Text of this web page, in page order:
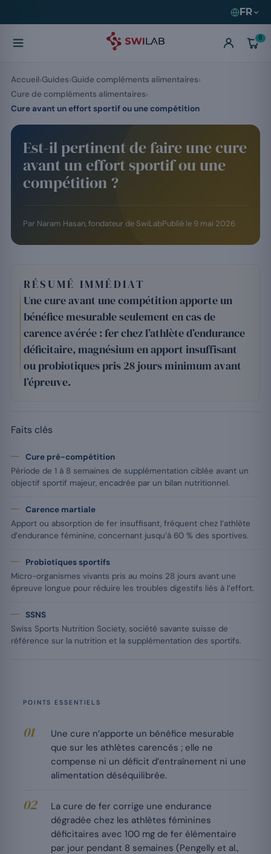
FR
0
Est-il pertinent de faire une cure
avant un effort sportif ou une
compétition ?
Par Naram Hasan, fondateur de SwiLabPublié le 9 mai 2026
RÉSUMÉ IMMÉDIAT
Une cure avant une compétition apporte un
bénéfice mesurable seulement en cas de
carence avérée : fer chez l’athlète d’endurance
déficitaire, magnésium en apport insuffisant
ou probiotiques pris 28 jours minimum avant
l’épreuve.
Faits clés
Cure pré-compétition
Période de 1 à 8 semaines de supplémentation ciblée avant un
objectif sportif majeur, encadrée par un bilan nutritionnel.
Carence martiale
Apport ou absorption de fer insuffisant, fréquent chez l’athlète
d’endurance féminine, concernant jusqu’à 60 % des sportives.
Probiotiques sportifs
Micro-organismes vivants pris au moins 28 jours avant une
épreuve longue pour réduire les troubles digestifs liés à l’effort.
SSNS
Swiss Sports Nutrition Society, société savante suisse de
référence sur la nutrition et la supplémentation des sportifs.
POINTS ESSENTIELS
Une cure n’apporte un bénéfice mesurable
que sur les athlètes carencés ; elle ne
compense ni un déficit d’entraînement ni une
alimentation déséquilibrée.
La cure de fer corrige une endurance
dégradée chez les athlètes féminines
déficitaires avec 100 mg de fer élémentaire
par jour pendant 8 semaines (Pengelly et al.,
Accueil Guides Guide compléments alimentaires
Cure de compléments alimentaires
Cure avant un effort sportif ou une compétition